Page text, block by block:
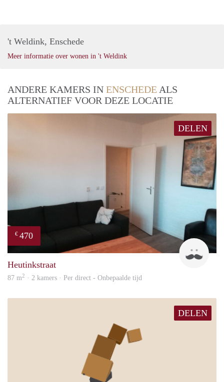
't Weldink, Enschede
Meer informatie over wonen in 't Weldink
ANDERE KAMERS IN ENSCHEDE ALS
ALTERNATIEF VOOR DEZE LOCATIE
DELEN
€ 470
Heutinkstraat
87 m2 · 2 kamers · Per direct - Onbepaalde tijd
DELEN